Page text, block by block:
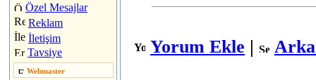
Özel Mesajlar
Reklam
İletişim
Tavsiye
Webmaster
Yorum Ekle |